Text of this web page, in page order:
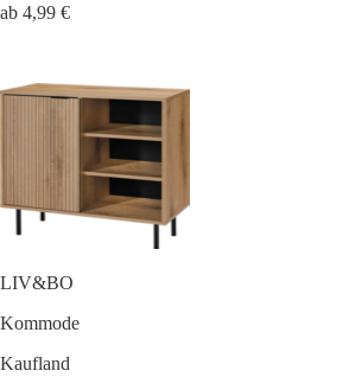
ab 4,99 €
LIV&BO
Kommode
Kaufland